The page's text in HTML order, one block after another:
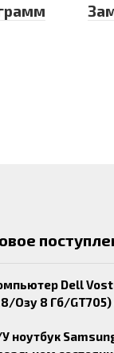
Dell
Озу 8 Гб/GT705)
ноутбук